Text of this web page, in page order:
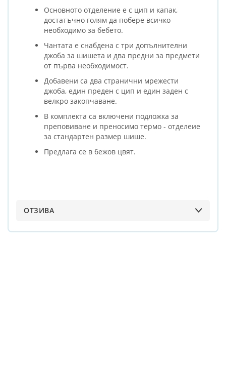
Основното отделение е с цип и капак,
достатъчно голям да побере всичко
необходимо за бебето.
Чантата е снабдена с три допълнителни
джоба за шишета и два предни за предмети
от първа необходимост.
Добавени са два странични мрежести
джоба, един преден с цип и един заден с
велкро закопчаване.
В комплекта са включени подложка за
преповиване и преносимо термо - отделеие
за стандартен размер шише.
Предлага се в бежов цвят.
ОТЗИВА